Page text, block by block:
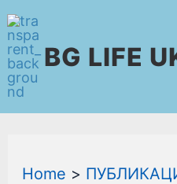
Skip
to
contentBG LIFE
Home